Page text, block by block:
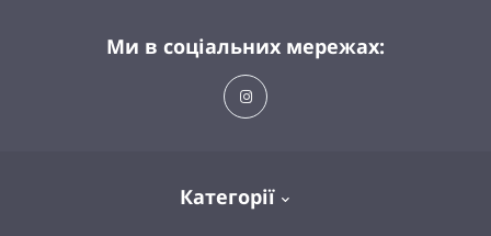
Категорії
Ми в соціальних мережах: